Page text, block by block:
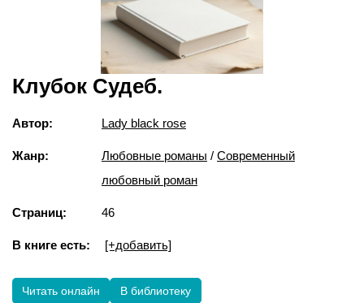
Клубок Судеб.
Автор: Lady black rose
Жанр: Любовные романы / Современный
любовный роман
Страниц: 46
В книге есть: [+добавить]
Читать онлайн В библиотеку